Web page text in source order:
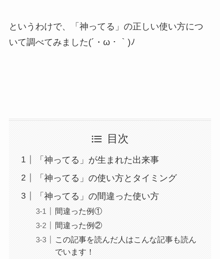
というわけで、「神ってる」の正しい使い方につ
いて調べてみました(´・ω・｀)ﾉ
目次
「神ってる」が生まれた出来事
「神ってる」の使い方とタイミング
「神ってる」の間違った使い方
間違った例①
間違った例②
この記事を読んだ人はこんな記事も読ん
でいます！